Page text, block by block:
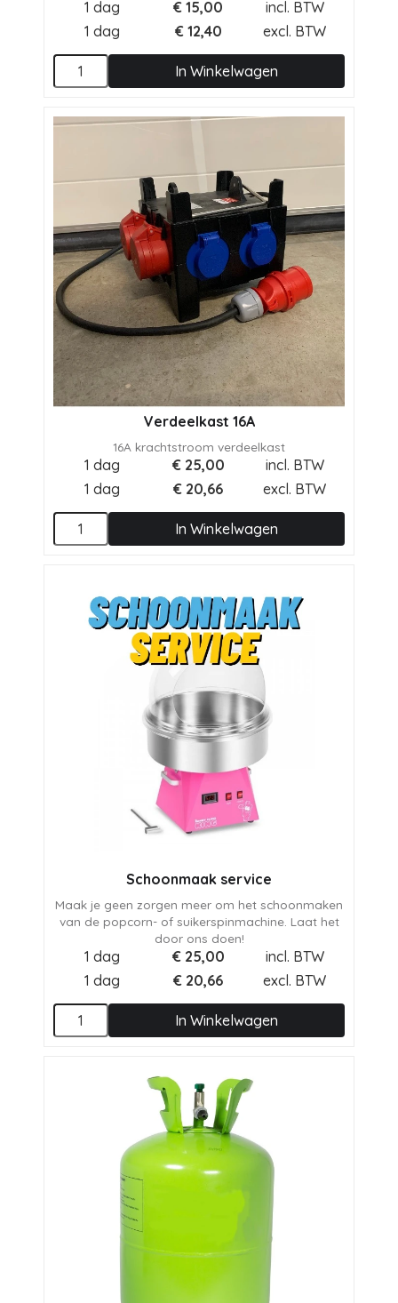
1 dag € 15,00
incl. BTW
1 dag
€ 12,40 excl. BTW
In Winkelwagen
Verdeelkast 16A
16A krachtstroom verdeelkast
1 dag € 25,00
incl. BTW
1 dag
€ 20,66 excl. BTW
In Winkelwagen
Schoonmaak service
Maak je geen zorgen meer om het schoonmaken
van de popcorn- of suikerspinmachine. Laat het
door ons doen!
1 dag € 25,00
incl. BTW
1 dag
€ 20,66 excl. BTW
In Winkelwagen